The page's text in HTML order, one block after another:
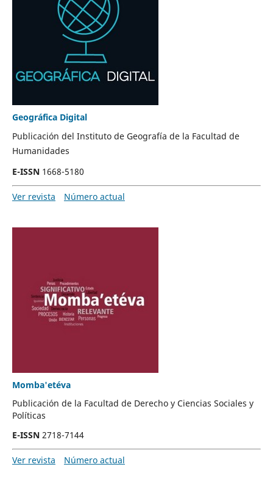
Geográfica Digital
Publicación del Instituto de Geografía de la Facultad de
Humanidades
E-ISSN1668-5180
Ver revista Número actual
Momba'etéva
Publicación de la Facultad de Derecho y Ciencias Sociales y
Políticas
E-ISSN 2718-7144
Ver revista Número actual